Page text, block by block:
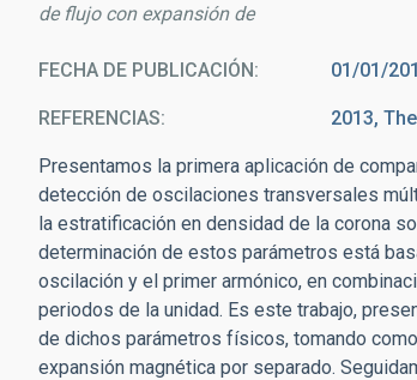
de flujo con expansión de
FECHA DE PUBLICACIÓN 01/01/
REFERENCIAS 2013,
Presentamos la primera aplicación de
detección de oscilaciones transversales
la estratificación en densidad de la corona
determinación de estos parámetros está
oscilación y el primer armónico, en
periodos de la unidad. Es este trabajo,
de dichos parámetros físicos, tomando
expansión magnética por separado.